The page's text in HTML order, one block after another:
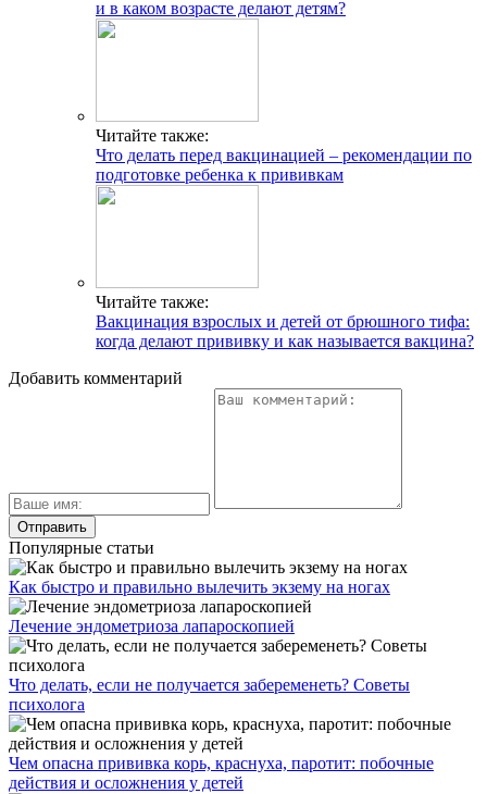
и в каком возрасте делают детям?
Читайте также:
Что делать перед вакцинацией – рекомендации по
подготовке ребенка к прививкам
Читайте также:
Вакцинация взрослых и детей от брюшного тифа:
когда делают прививку и как называется вакцина?
Добавить комментарий
Популярные статьи
Как быстро и правильно вылечить экзему на ногах
Лечение эндометриоза лапароскопией
Что делать, если не получается забеременеть? Советы
психолога
Чем опасна прививка корь, краснуха, паротит: побочные
действия и осложнения у детей